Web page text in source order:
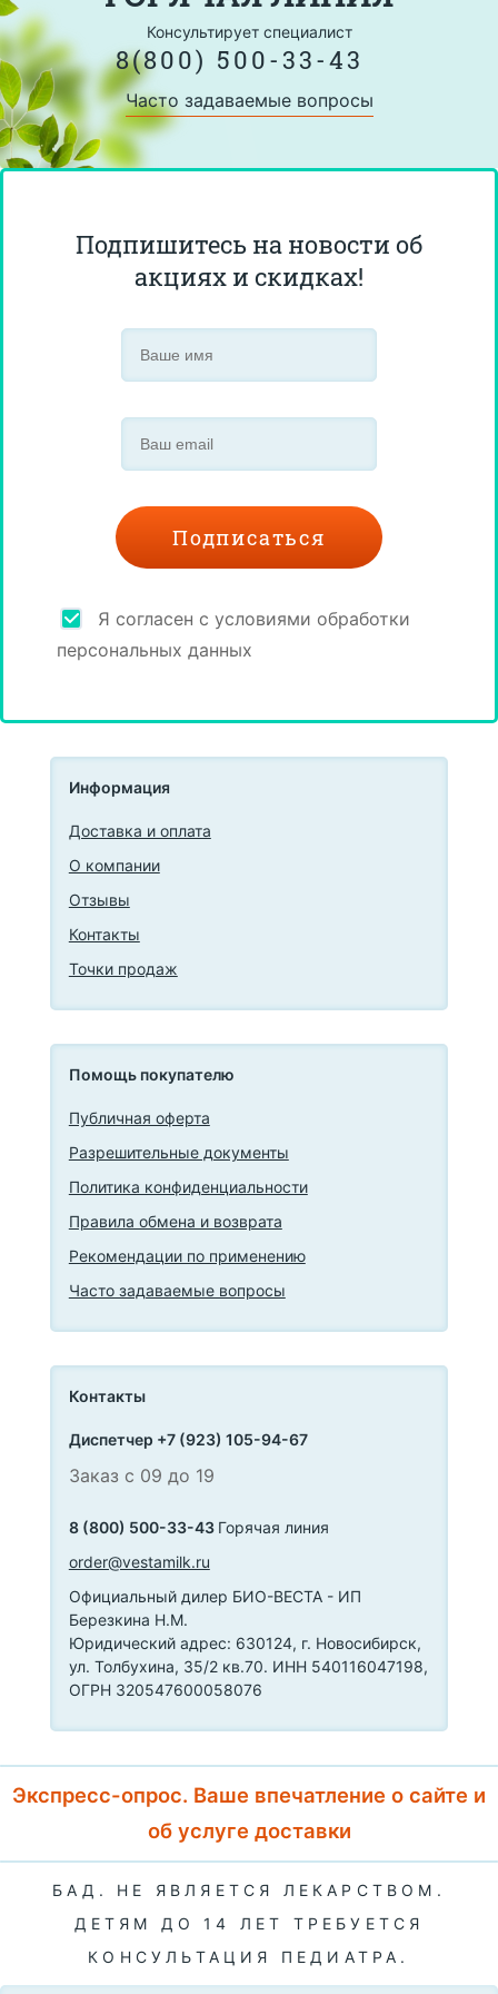
Консультирует специалист
8(800) 500-33-43
Часто задаваемые вопросы
Подпишитесь на новости об
акциях и скидках!
Я согласен с условиями обработки
персональных данных
Информация
Доставка и оплата
О компании
Отзывы
Контакты
Точки продаж
Помощь покупателю
Публичная оферта
Разрешительные документы
Политика конфиденциальности
Правила обмена и возврата
Рекомендации по применению
Часто задаваемые вопросы
Контакты
Диспетчер +7 (923) 105-94-67
Заказ с 09 до 19
8 (800) 500-33-43 Горячая линия
order@vestamilk.ru
Официальный дилер БИО-ВЕСТА - ИП
Березкина Н.М.
Юридический адрес: 630124, г. Новосибирск,
ул. Толбухина, 35/2 кв.70. ИНН 540116047198,
ОГРН 320547600058076
Экспресс-опрос. Ваше впечатление о сайте и
об услуге доставки
БАД. НЕ ЯВЛЯЕТСЯ ЛЕКАРСТВОМ.
ДЕТЯМ ДО 14 ЛЕТ ТРЕБУЕТСЯ
КОНСУЛЬТАЦИЯ ПЕДИАТРА.